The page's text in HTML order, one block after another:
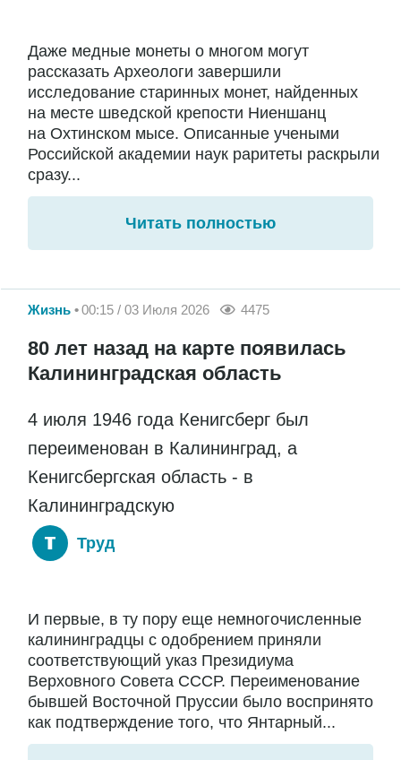
Даже медные монеты о многом могут
рассказать Археологи завершили
исследование старинных монет, найденных
на месте шведской крепости Ниеншанц
на Охтинском мысе. Описанные учеными
Российской академии наук раритеты раскрыли
сразу...
Читать полностью
Жизнь 00:15 / 03 Июля 2026 4475
80 лет назад на карте появилась
Калининградская область
4 июля 1946 года Кенигсберг был
переименован в Калининград, а
Кенигсбергская область - в
Калининградскую
Труд
И первые, в ту пору еще немногочисленные
калининградцы с одобрением приняли
соответствующий указ Президиума
Верховного Совета СССР. Переименование
бывшей Восточной Пруссии было воспринято
как подтверждение того, что Янтарный...